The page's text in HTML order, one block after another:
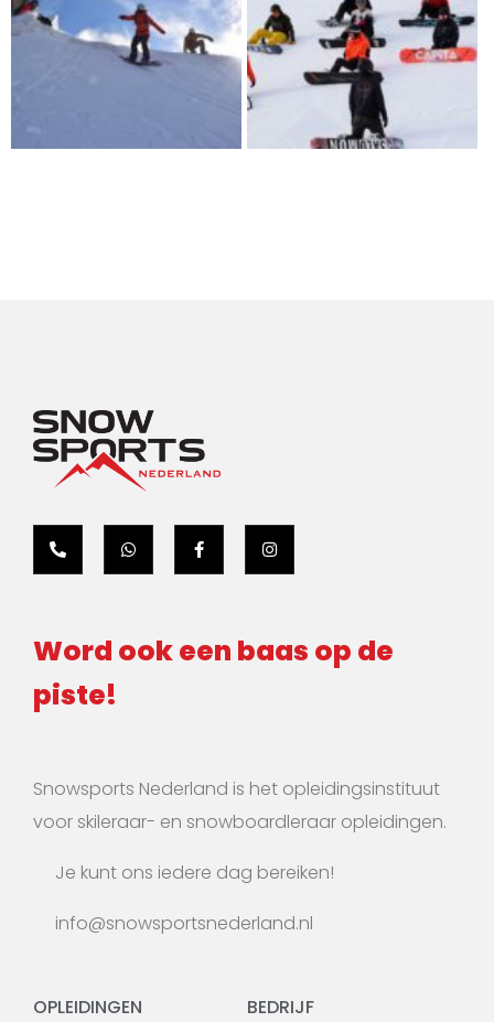
Word ook een baas op de
piste!
Snowsports Nederland is het opleidingsinstituut
voor skileraar- en snowboardleraar opleidingen.
Je kunt ons iedere dag bereiken!
info@snowsportsnederland.nl
OPLEIDINGEN BEDRIJF